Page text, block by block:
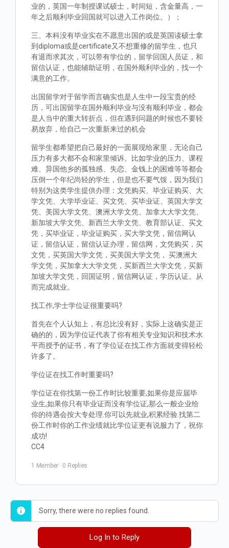
业的，英国一年制授课试硕士，时间短，含金量高，一
年之后顺利毕业回国就可以进入工作岗位。）；
三、本科没有毕业实在不愿意出国的或是英国读硕士拿
到diploma或是certificate又不想重修的留学生，也只
有退而求其次，可以带有学位的，留学回国人员证，和
留信认证，也能辅助证明，在国外顺利毕业的，找一个
满意的工作。
出国留学对于留学而言确实也是人生中一段宝贵的经
历，可出国留学在国外顺利毕业与没有顺利毕业，都会
是人当中的重大转折点，但在遇到问题的时候也不要轻
易放弃，给自己一次重新来过的机会
留学生都希望把自己最好的一面展现给家里，无论自己
压力有多大都不会和家里倾诉。比如学业的压力、课程
难、异国他乡的孤独感、失恋、金钱上的困难等等都会
压倒一个年纪尚轻的学生，但是也不要气馁，因为我们
特别为这类学生提供办理：文凭购买、毕业证购买、大
学文凭、大学毕业证、买文凭、买毕业证、英国大学文
凭、美国大学文凭、澳洲大学文凭、加拿大大学文凭、
新加坡大学文凭、新西兰大学文凭、教育部认证、买文
凭，买毕业证，毕业证购买，买大学文凭，留信网认
证，留信认证，留信认证办理，留信网，文凭购买，买
文凭，买英国大学文凭，买美国大学文凭， 买澳洲大
学文凭，买加拿大大学文凭，买新西兰大学文凭，买新
加坡大学文凭，回国证明，留信网认证，学历认证。从
而完成就业。
找工作,学士学位证很重要吗?
首先在个人认知上，有总比没有好，实际上这确实是正
确的的，因为学位证代表了你有相关专业知识和技术水
平而授予的证书，有了学位证在找工作方面就变得轻松
许多了。
学位证在找工作时重要吗?
学位证在你找第一份工作时比较重要,如果你是应届毕
业生,如果你只有毕业证而没有学位证,那么一般企业给
你的待遇会按大专处理.你可以先就业,积累经验.找第二
份工作时你的工作业绩就比学位证更有说服力了，祝你
成功!
CC4
1 Member · 0 Replies
Sorry, there were no replies found.
Log In to Reply